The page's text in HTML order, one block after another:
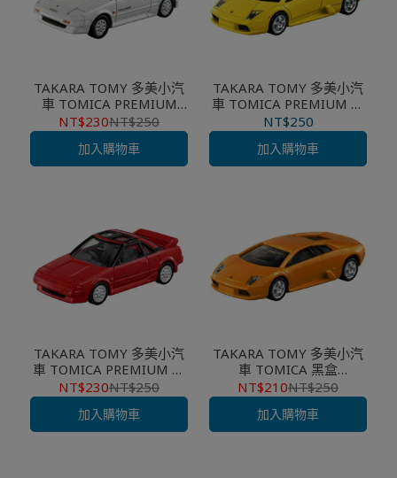
TAKARA TOMY 多美小汽
車 TOMICA PREMIUM
#40 豐田 TOYOTA MR2
白色
NT$230NT$250
加入購物車
TAKARA TOMY 多美小汽
車 TOMICA PREMIUM 初
回 #05 藍寶堅尼
MURCIELAGO 黃色
NT$250
加入購物車
TAKARA TOMY 多美小汽
車 TOMICA PREMIUM 初
回 #40 豐田 TOYOTA
MR2 紅色
NT$230NT$250
加入購物車
TAKARA TOMY 多美小汽
車 TOMICA 黑盒
PREMIUM #05 藍寶堅尼
MURCIELAGO 橘色
NT$210NT$250
加入購物車